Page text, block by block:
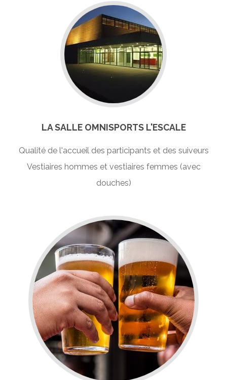
LA SALLE OMNISPORTS L'ESCALE
Qualité de l'accueil des participants et des suiveurs
Vestiaires hommes et vestiaires femmes (avec
douches)